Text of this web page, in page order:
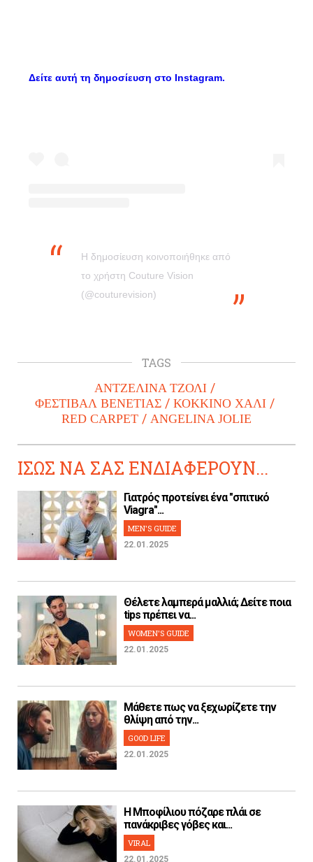
Δείτε αυτή τη δημοσίευση στο Instagram.
Η δημοσίευση κοινοποιήθηκε από
το χρήστη Couture Vision
(@couturevision)
TAGS
ΑΝΤΖΕΛΙΝΑ ΤΖΟΛΙ
ΦΕΣΤΙΒΑΛ ΒΕΝΕΤΙΑΣ
ΚΟΚΚΙΝΟ ΧΑΛΙ
RED CARPET
ANGELINA JOLIE
ΙΣΩΣ ΝΑ ΣΑΣ ΕΝΔΙΑΦΕΡΟΥΝ...
Γιατρός προτείνει ένα "σπιτικό
Viagra"...
MEN'S GUIDE
22.01.2025
Θέλετε λαμπερά μαλλιά; Δείτε ποια
tips πρέπει να...
WOMEN'S GUIDE
22.01.2025
Μάθετε πως να ξεχωρίζετε την
θλίψη από την...
GOOD LIFE
22.01.2025
H Μποφίλιου πόζαρε πλάι σε
πανάκριβες γόβες και...
VIRAL
22.01.2025